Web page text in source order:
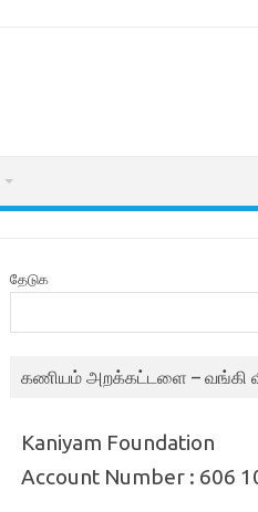
தேடுக
கணியம் அறக்கட்டளை – வங்கி
Kaniyam Foundation
Account Number : 606